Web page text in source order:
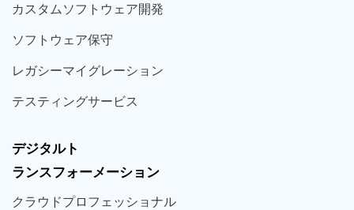
カスタム ソフトウェア開発
ソフト ウェア保守
レガシーマイグレーション
テスティングサービス
デジタルト
ランスフォーメーション
クラウドプロフェッショナル